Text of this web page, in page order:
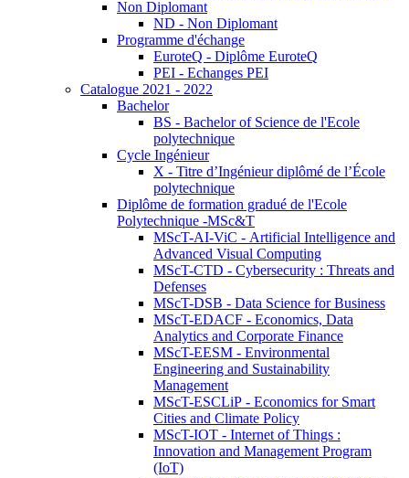
Non Diplomant
ND - Non Diplomant
Programme d'échange
EuroteQ - Diplôme EuroteQ
PEI - Echanges PEI
Catalogue 2021 - 2022
Bachelor
BS - Bachelor of Science de l'Ecole
polytechnique
Cycle Ingénieur
X - Titre d’Ingénieur diplômé de l’École
polytechnique
Diplôme de formation gradué de l'Ecole
Polytechnique -MSc&T
MScT-AI-ViC - Artificial Intelligence and
Advanced Visual Computing
MScT-CTD - Cybersecurity : Threats and
Defenses
MScT-DSB - Data Science for Business
MScT-EDACF - Economics, Data
Analytics and Corporate Finance
MScT-EESM - Environmental
Engineering and Sustainability
Management
MScT-ESCLiP - Economics for Smart
Cities and Climate Policy
MScT-IOT - Internet of Things :
Innovation and Management Program
(IoT)